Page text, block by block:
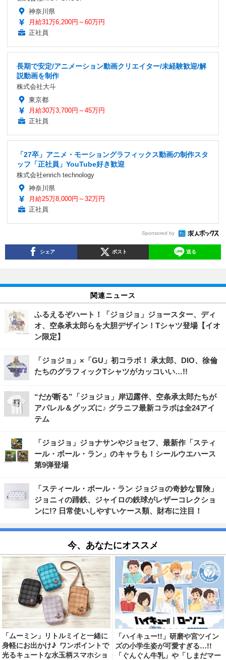
神奈川県
月給31万6,200円～60万円
正社員
長期で安定/アニメーション動画クリエイター/未経験歓迎/解
説動画を制作
株式会社大斗
東京都
月給30万3,700円～45万円
正社員
「27卒」アニメ・モーショングラフィックス動画の制作スタ
ッフ「正社員」YouTube好き歓迎
株式会社enrich technology
神奈川県
月給25万8,000円～32万円
正社員
Sponsored by
シェア ポスト 送る
関連ニュース
ふるえるぞハート！「ジョジョ」ジョースター、ディ
オ、空条承太郎らを大胆デザイン！Tシャツ登場【イオ
ン限定】
「ジョジョ」×「GU」初コラボ！ 承太郎、DIO、徐倫
たちのグラフィックTシャツがカッコいい…!!
“だが断る”「ジョジョ」岸辺露伴、空条承太郎たちが
アパレル＆グッズに♪ グラニフ最新コラボは全24アイ
テム
「ジョジョ」ジョナサンやジョセフ、最新作「スティ
ール・ボール・ラン」のキャラも！シールウエハース
第9弾登場
「スティール・ボール・ラン ジョジョの奇妙な冒険」
ジョニィの蹄鉄、ジャイロの鉄球がレザーコレクショ
ンに!? 日常使いしやすいケース類、財布に注目！
今、あなたにオススメ
「ムーミン」リトルミイと一緒に
身軽にお出かけ♪ ワンポイントで
光るキュートな水玉柄スマホショ
「ハイキュー!!」研磨や宮ツイン
ズの小学生姿が可愛すぎる…!!
「ぐんぐん牛乳」や「しまだマー